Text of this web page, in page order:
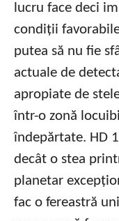
lucru face deci
condiții
putea să nu fie
actuale de
apropiate de
într-o zonă
îndepărtate. HD
decât o stea
planetar
fac o fereastră